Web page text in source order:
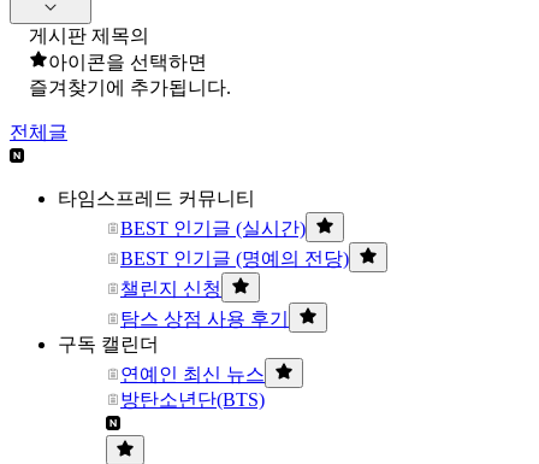
게시판 제목의
아이콘을 선택하면
즐겨찾기에 추가됩니다.
전체글
타임스프레드 커뮤니티
BEST 인기글 (실시간)
BEST 인기글 (명예의 전당)
챌린지 신청
탐스 상점 사용 후기
구독 캘린더
연예인 최신 뉴스
방탄소년단(BTS)